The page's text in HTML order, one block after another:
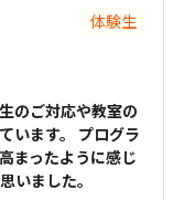
体験生
のご対応や教室の
います。 プログラ
まったように感じ
いました。